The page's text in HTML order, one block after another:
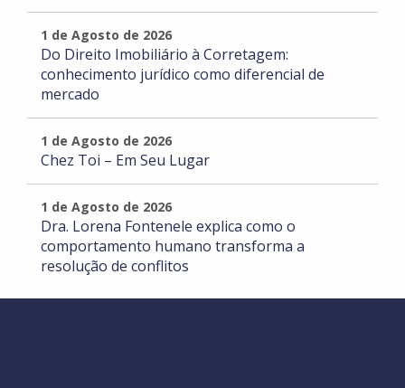
1 de Agosto de 2026
Do Direito Imobiliário à Corretagem:
conhecimento jurídico como diferencial de
mercado
1 de Agosto de 2026
Chez Toi – Em Seu Lugar
1 de Agosto de 2026
Dra. Lorena Fontenele explica como o
comportamento humano transforma a
resolução de conflitos